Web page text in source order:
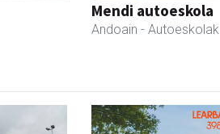
Mendi autoeskola
Andoain - Autoeskolak